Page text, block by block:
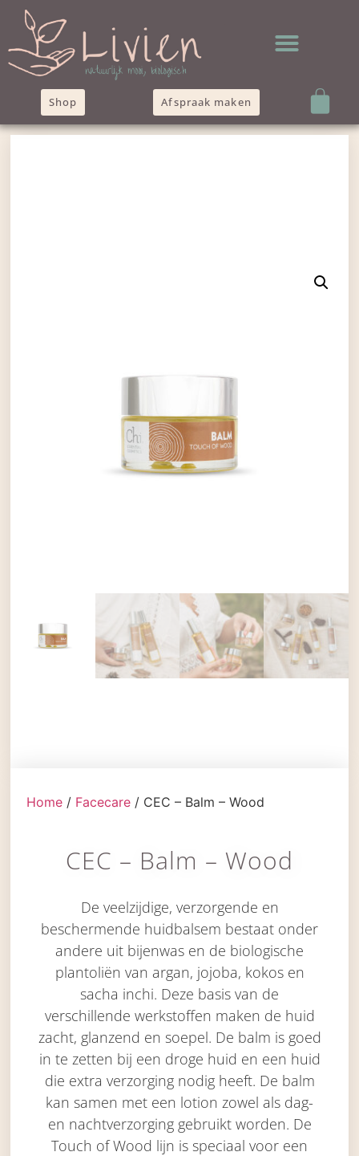
Shop Afspraak maken
Home / Facecare / CEC – Balm – Wood
CEC – Balm – Wood
De veelzijdige, verzorgende en
beschermende huidbalsem bestaat onder
andere uit bijenwas en de biologische
plantoliën van argan, jojoba, kokos en
sacha inchi. Deze basis van de
verschillende werkstoffen maken de huid
zacht, glanzend en soepel. De balm is goed
in te zetten bij een droge huid en een huid
die extra verzorging nodig heeft. De balm
kan samen met een lotion zowel als dag-
en nachtverzorging gebruikt worden. De
Touch of Wood lijn is speciaal voor een